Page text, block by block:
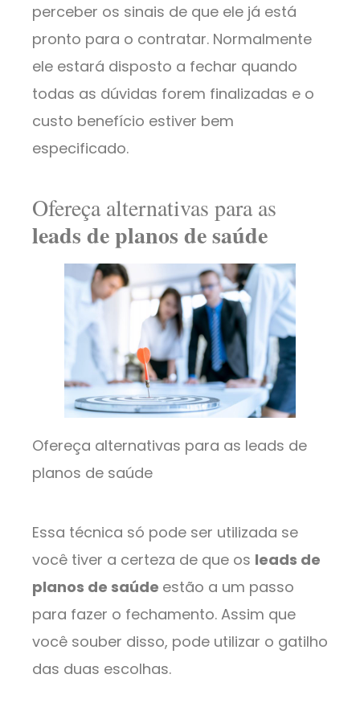
perceber os sinais de que ele já está
pronto para o contratar. Normalmente
ele estará disposto a fechar quando
todas as dúvidas forem finalizadas e o
custo benefício estiver bem
especificado.
Ofereça alternativas para as
leads de planos de saúde
Ofereça alternativas para as leads de
planos de saúde
Essa técnica só pode ser utilizada se
você tiver a certeza de que os leads de
planos de saúde estão a um passo
para fazer o fechamento. Assim que
você souber disso, pode utilizar o gatilho
das duas escolhas.